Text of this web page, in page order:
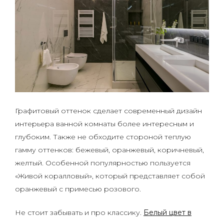
Графитовый оттенок сделает современный дизайн
интерьера ванной комнаты более интересным и
глубоким. Также не обходите стороной теплую
гамму оттенков: бежевый, оранжевый, коричневый,
желтый. Особенной популярностью пользуется
«Живой коралловый», который представляет собой
оранжевый с примесью розового.
Не стоит забывать и про классику. Белый цвет в